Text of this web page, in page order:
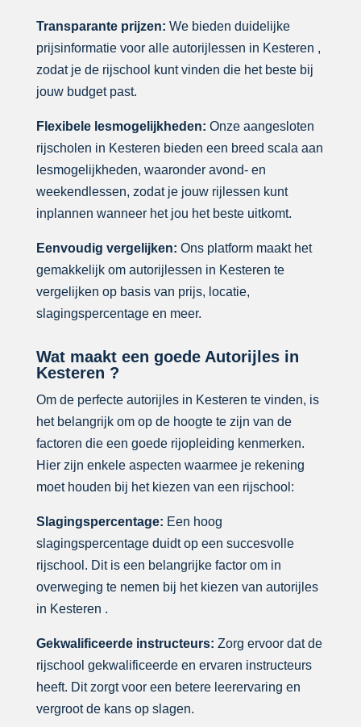
Transparante prijzen: We bieden duidelijke
prijsinformatie voor alle autorijlessen in Kesteren ,
zodat je de rijschool kunt vinden die het beste bij
jouw budget past.
Flexibele lesmogelijkheden: Onze aangesloten
rijscholen in Kesteren bieden een breed scala aan
lesmogelijkheden, waaronder avond- en
weekendlessen, zodat je jouw rijlessen kunt
inplannen wanneer het jou het beste uitkomt.
Eenvoudig vergelijken: Ons platform maakt het
gemakkelijk om autorijlessen in Kesteren te
vergelijken op basis van prijs, locatie,
slagingspercentage en meer.
Wat maakt een goede Autorijles in
Kesteren ?
Om de perfecte autorijles in Kesteren te vinden, is
het belangrijk om op de hoogte te zijn van de
factoren die een goede rijopleiding kenmerken.
Hier zijn enkele aspecten waarmee je rekening
moet houden bij het kiezen van een rijschool:
Slagingspercentage: Een hoog
slagingspercentage duidt op een succesvolle
rijschool. Dit is een belangrijke factor om in
overweging te nemen bij het kiezen van autorijles
in Kesteren .
Gekwalificeerde instructeurs: Zorg ervoor dat de
rijschool gekwalificeerde en ervaren instructeurs
heeft. Dit zorgt voor een betere leerervaring en
vergroot de kans op slagen.